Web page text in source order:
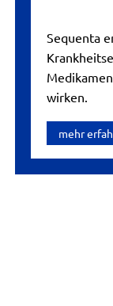
Sequenta
wirken.
mehr